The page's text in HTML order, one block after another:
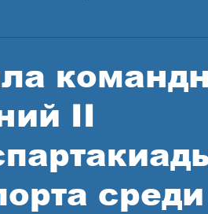
II
среди